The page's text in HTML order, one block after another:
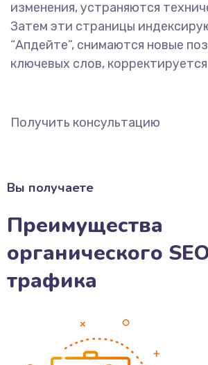
изменения, устраняются
Затем эти страницы
“Апдейте”, снимаются новые
ключевых слов,
Получить консультацию
Вы получаете
Преимущества
органического
трафика